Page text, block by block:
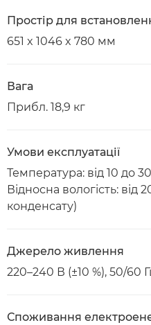
Простір для
651 x 1046 x 780 мм
Вага
Прибл. 18,9 кг
Умови експлуатації
Температура: від 10 до
Відносна вологість: від
конденсату)
Джерело живлення
220–240 В (±10 %), 50/60
Споживання